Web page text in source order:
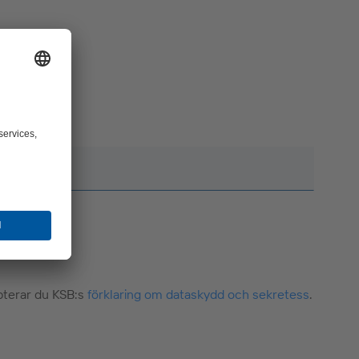
du KSB:s förklaring om dataskydd och sekretess.